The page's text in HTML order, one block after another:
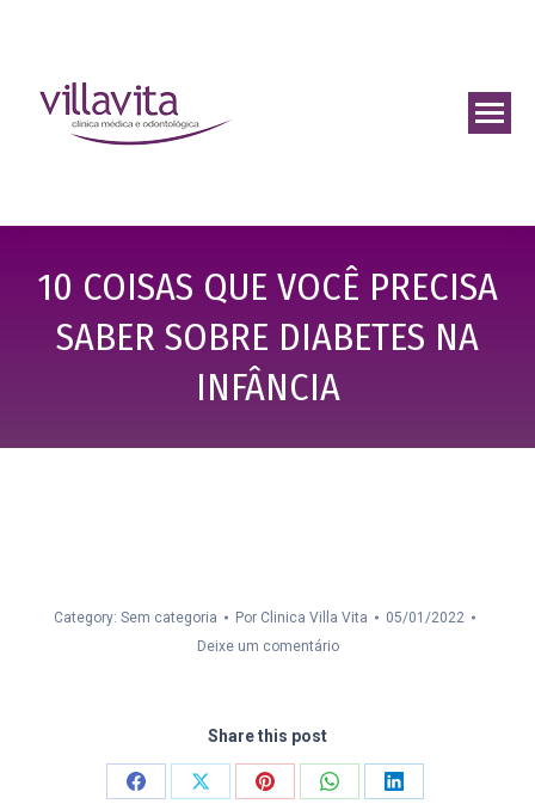
10 COISAS QUE VOCÊ PRECISA
SABER SOBRE DIABETES NA
INFÂNCIA
Category: Sem categoria Por Clinica Villa Vita
05/01/2022
Deixe um comentário
Share this post
CompartilharCompartilharCompartilharCompartilharCompartilhar